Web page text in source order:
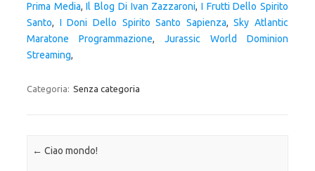
Prima Media,Il Blog Di Ivan Zazzaroni, I Frutti Dello Spirito
Santo, I Doni Dello Spirito Santo Sapienza,Sky Atlantic
Maratone Programmazione, Jurassic World Dominion
Streaming,
Categoria: Senza categoria
Navigazione articolo
← Ciao mondo!